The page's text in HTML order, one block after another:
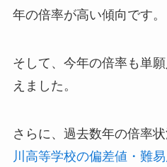
年の倍率が高い傾向です。
そして、今年の倍率も単
えました。
さらに、過去数年の倍率
川高等学校の偏差値・難